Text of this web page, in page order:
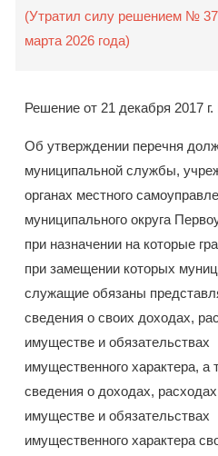
(Утратил силу решением №
марта 2026 года)
Решение от 21 декабря 2017
Об утверждении перечня
муниципальной службы,
органах местного
муниципального округа
при назначении на которые
при замещении которых
служащие обязаны
сведения о своих доходах,
имуществе и обязательствах
имущественного характера, а
сведения о доходах,
имуществе и обязательствах
имущественного характера